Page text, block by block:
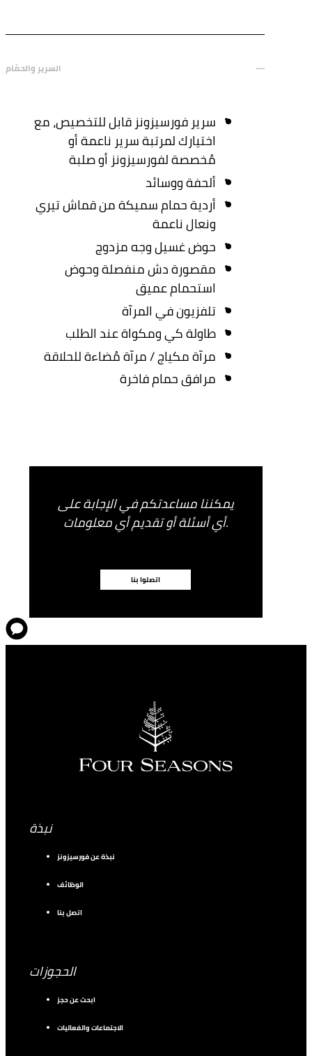
السرير والحمّام
سرير فورسيزونز قابل للتخصيص، مع
اختيارك لمرتبة سرير ناعمة أو
مُخصصة لفورسيزونز أو صلبة
ألحفة ووسائد
أردية حمام سميكة من قماش تيري
ونعال ناعمة
حوض غسيل وجه مزدوج
مقصورة دش منفصلة وحوض
استحمام عميق
تلفزيون في المرآة
طاولة كي ومكواة عند الطلب
مرآة مكياج / مرآة مُضاءة للحلاقة
مرافق حمام فاخرة
يمكننا مساعدتكم في الإجابة على
أي أسئلة أو تقديم أي معلومات.
اتصلوا بنا
نبذة
نبذة عن فورسيزونز
الوظائف
اتصل بنا
الحجوزات
ابحث عن حجز
الاجتماعات والفعاليات